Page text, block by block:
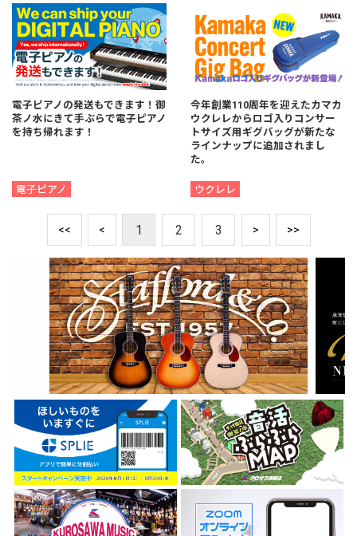
電子ピアノの発送もできます！御
茶ノ水にきて手ぶらで電子ピアノ
を持ち帰れます！
電子ピアノ
今年創業110周年を迎えたカマカ
ウクレレからロゴ入りコンサー
トサイズ用ギグバッグが新たな
ラインナップに追加されまし
た。
ウクレレ
<< < 1 2 3 > >>